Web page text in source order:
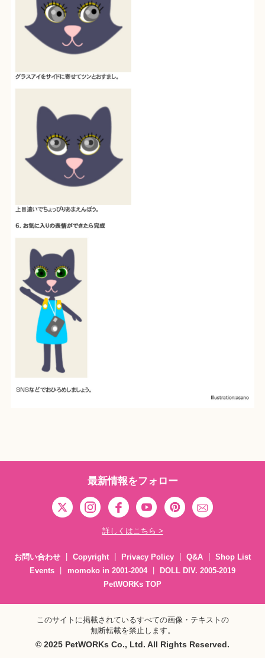
最新情報をフォロー
詳しくはこちら >
お問い合わせ Copyright Privacy Policy Q&A
Shop List
Events
momoko in 2001-2004
DOLL DIV. 2005-2019
PetWORKs TOP
このサイトに掲載されているすべての画像・テキストの
無断転載を禁止します。
© 2025 PetWORKs Co., Ltd. All Rights Reserved.